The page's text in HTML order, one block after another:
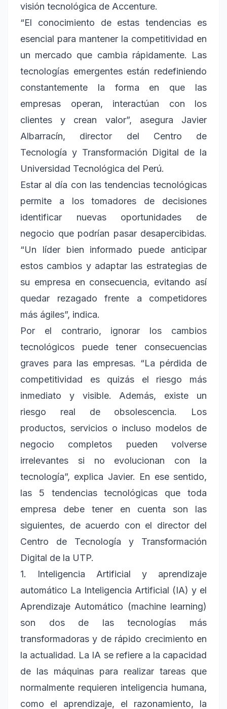
visión tecnológica de Accenture.
“El conocimiento de estas tendencias es
esencial para mantener la competitividad en
un mercado que cambia rápidamente. Las
tecnologías emergentes están redefiniendo
constantemente la forma en que las
empresas operan, interactúan con los
clientes y crean valor”, asegura Javier
Albarracín, director del Centro de
Tecnología y Transformación Digital de la
Universidad Tecnológica del Perú.
Estar al día con las tendencias tecnológicas
permite a los tomadores de decisiones
identificar nuevas oportunidades de
negocio que podrían pasar desapercibidas.
“Un líder bien informado puede anticipar
estos cambios y adaptar las estrategias de
su empresa en consecuencia, evitando así
quedar rezagado frente a competidores
más ágiles”, indica.
Por el contrario, ignorar los cambios
tecnológicos puede tener consecuencias
graves para las empresas. “La pérdida de
competitividad es quizás el riesgo más
inmediato y visible. Además, existe un
riesgo real de obsolescencia. Los
productos, servicios o incluso modelos de
negocio completos pueden volverse
irrelevantes si no evolucionan con la
tecnología”, explica Javier. En ese sentido,
las 5 tendencias tecnológicas que toda
empresa debe tener en cuenta son las
siguientes, de acuerdo con el director del
Centro de Tecnología y Transformación
Digital de la UTP.
1. Inteligencia Artificial y aprendizaje
automático La Inteligencia Artificial (IA) y el
Aprendizaje Automático (machine learning)
son dos de las tecnologías más
transformadoras y de rápido crecimiento en
la actualidad. La IA se refiere a la capacidad
de las máquinas para realizar tareas que
normalmente requieren inteligencia humana,
como el aprendizaje, el razonamiento, la